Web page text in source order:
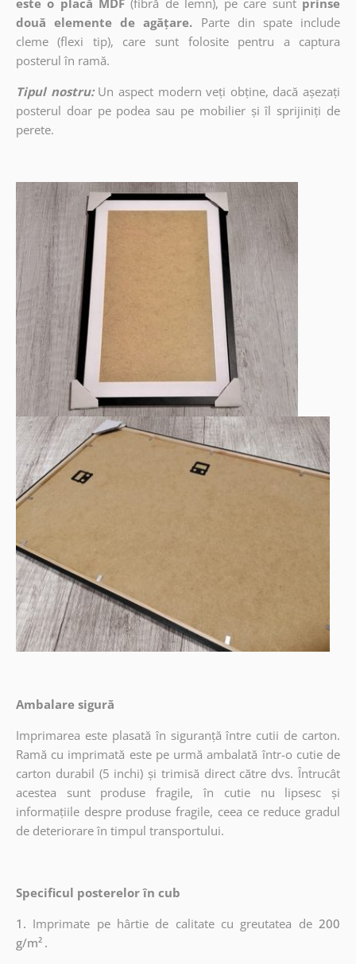
este o placă MDF (fibră de lemn), pe care sunt prinse
două elemente de agățare. Parte din spate include
cleme (flexi tip), care sunt folosite pentru a captura
posterul în ramă.
Tipul nostru: Un aspect modern veți obține, dacă așezați
posterul doar pe podea sau pe mobilier și îl sprijiniți de
perete.
Ambalare sigură
Imprimarea este plasată în siguranță între cutii de carton.
Ramă cu imprimată este pe urmă ambalată într-o cutie de
carton durabil (5 inchi) și trimisă direct către dvs. Întrucât
acestea sunt produse fragile, în cutie nu lipsesc și
informațiile despre produse fragile, ceea ce reduce gradul
de deteriorare în timpul transportului.
Specificul posterelor în cub
1. Imprimate pe hârtie de calitate cu greutatea de200
g/m² .